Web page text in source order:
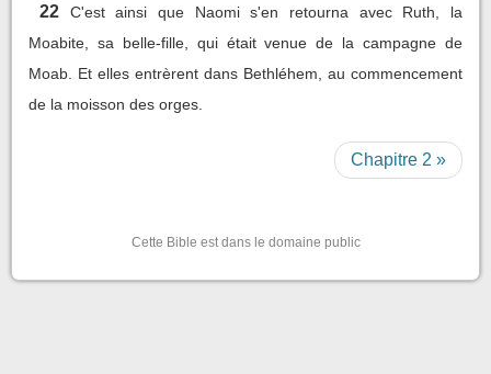
22
C'est ainsi que Naomi s'en retourna avec Ruth, la
Moabite, sa belle-fille, qui était venue de la campagne de
Moab. Et elles entrèrent dans Bethléhem, au commencement
de la moisson des orges.
Chapitre 2 »
Cette Bible est dans le domaine public